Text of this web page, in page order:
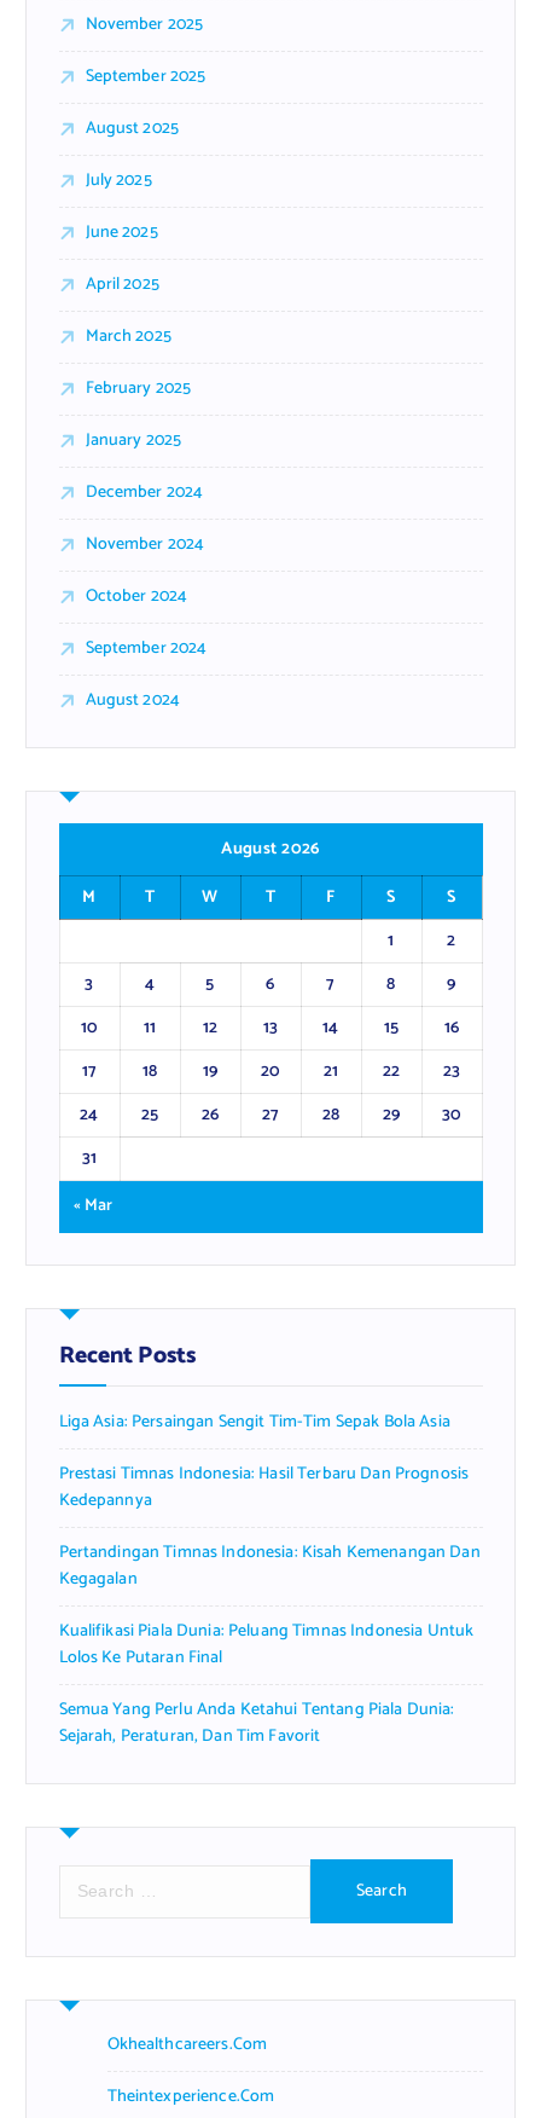
November 2025
September 2025
August 2025
July 2025
June 2025
April 2025
March 2025
February 2025
January 2025
December 2024
November 2024
October 2024
September 2024
August 2024
August 2026
M
T W T F S
S
1
2
3
4 5 6 7 8
9
10
11 12 13 14 15
16
17
18 19 20 21 22
23
24
25 26 27 28 29
30
31
« Mar
Recent Posts
Liga Asia: Persaingan Sengit Tim-Tim Sepak Bola Asia
Prestasi Timnas Indonesia: Hasil Terbaru Dan Prognosis
Kedepannya
Pertandingan Timnas Indonesia: Kisah Kemenangan Dan
Kegagalan
Kualifikasi Piala Dunia: Peluang Timnas Indonesia Untuk
Lolos Ke Putaran Final
Semua Yang Perlu Anda Ketahui Tentang Piala Dunia:
Sejarah, Peraturan, Dan Tim Favorit
r
h
Okhealthcareers.com
Theintexperience.com